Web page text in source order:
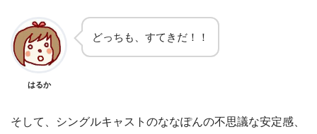
はるか
どっちも、すてきだ！！
そして、シングルキャストのななぽんの不思議な安定感、